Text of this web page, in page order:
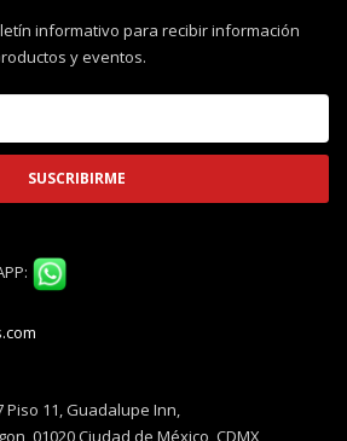
informativo para recibir información
y eventos.
Piso 11, Guadalupe Inn,
01020 Ciudad de México, CDMX